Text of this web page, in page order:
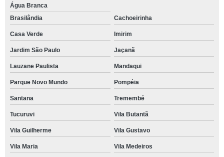
Água Branca
Brasilândia
Cachoeirinha
Casa Verde Imirim
Jardim São Paulo Jaçanã
Lauzane Paulista Mandaqui
Parque Novo Mundo Pompéia
Santana Tremembé
Tucuruvi Vila Butantã
Vila Guilherme Vila Gustavo
Vila Maria Vila Medeiros